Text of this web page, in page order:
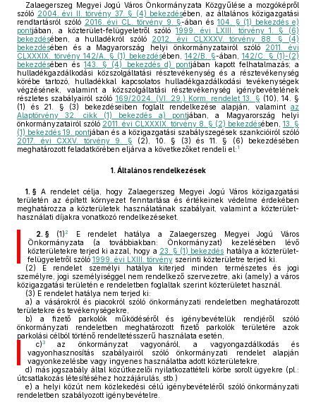
Zalaegerszeg Megyei Jogú Város Önkormányzata Közgyűlése a mozgóképről
szóló 2004. évi II. törvény 37. § (4) bekezdésében, az általános közigazgatási
rendtartásról szóló 2016. évi CL. törvény 9. §-ában és 104. § (1) bekezdés e)
pontjában, a közterület-felügyeletről szóló1999. évi LXIII. törvény 1. § (6)
bekezdésében, a hulladékról szóló 2012. évi CLXXXV. törvény 88. § (4)
bekezdésében és a Magyarország helyi önkormányzatairól szóló 2011. évi
CLXXXIX. törvény 142/A. § (1) bekezdésében, 142/B. §-ában, 142/C. § (1)-(2)
bekezdésében és143. § (4) bekezdés d) pontjában kapott felhatalmazás; a
hulladékgazdálkodási közszolgáltatási résztevékenység és a résztevékenység
körébe tartozó, hulladékkal kapcsolatos hulladékgazdálkodási tevékenységek
végzésének, valamint a közszolgáltatási résztevékenység igénybevételének
részletes szabályairól szóló 169/2024. (VI. 29.) Korm. rendelet 13. § (10), 14. §
(1) és 21. § (3) bekezdéseiben foglalt rendelkezése alapján, valamint az
Alaptörvény 32. cikk (1) bekezdés a) pontjában, a Magyarország helyi
önkormányzatairól szóló 2011. évi CLXXXIX. törvény 8. § (2) bekezdésében, 13. §
(1) bekezdés 19. pontjában és a közigazgatási szabályszegések szankcióiról szóló
2017. évi CXXV. törvény 9. § (2), 10. § (3) és 11. § (6) bekezdésében
meghatározott feladatkörében eljárva a következőket rendeli el: 1
1. Általános rendelkezések
1. § A rendelet célja, hogy Zalaegerszeg Megyei Jogú Város közigazgatási
területén az épített környezet fenntartása és értékeinek védelme érdekében
meghatározza a közterületek használatának szabályait, valamint a közterület-
használati díjakra vonatkozó rendelkezéseket.
2. §(1)2
E rendelet hatálya a Zalaegerszeg Megyei Jogú Város
Önkormányzata (a továbbiakban: Önkormányzat) kezelésében lévő
közterületekre terjed ki azzal, hogy a 23. § (1) bekezdés hatálya a közterület-
felügyeletről szóló 1999. évi LXIII. törvényszerinti közterületre terjed ki.
(2) E rendelet személyi hatálya kiterjed minden természetes és jogi
személyre, jogi személyiséggel nem rendelkező szervezetre, aki (amely) a város
közigazgatási területén e rendeletben foglaltak szerint közterületet használ.
(3) E rendelet hatálya nem terjed ki:
a) a vásárokról és piacokról szóló önkormányzati rendeletben meghatározott
területekre és tevékenységekre,
b) a fizető parkolók működéséről és igénybevételük rendjéről szóló
önkormányzati rendeletben meghatározott fizető parkolók területére azok
parkolási célból történő rendeltetésszerű használata esetén,
c)3az önkormányzat vagyonáról, a vagyongazdálkodás és
vagyonhasznosítás szabályairól szóló önkormányzati rendelet alapján
vagyonkezelésbe vagy ingyenes használatba adott közterületekre,
d) más jogszabály által közútkezelői nyilatkozattételi körbe sorolt ügyekre (pl.:
útcsatlakozás létesítéséhez hozzájárulás, stb.)
e) a helyi közút nem közlekedési célú igénybevételéről szóló önkormányzati
rendeletben szabályozott igénybevételre.